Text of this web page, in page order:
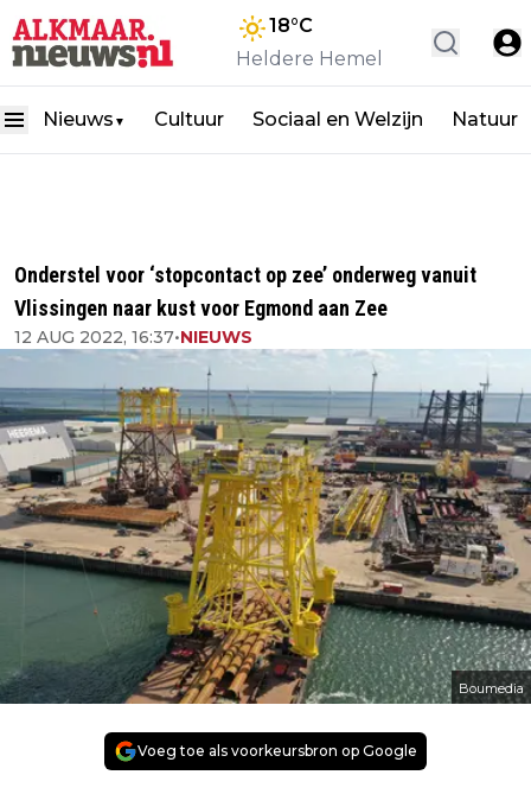
18°C
Heldere Hemel
Nieuws ▼ Cultuur Sociaal en Welzijn Natuur
Onderstel voor ‘stopcontact op zee’ onderweg vanuit
Vlissingen naar kust voor Egmond aan Zee
12 AUG 2022, 16:37•NIEUWS
Boumedia
Voeg toe als voorkeursbron op Google